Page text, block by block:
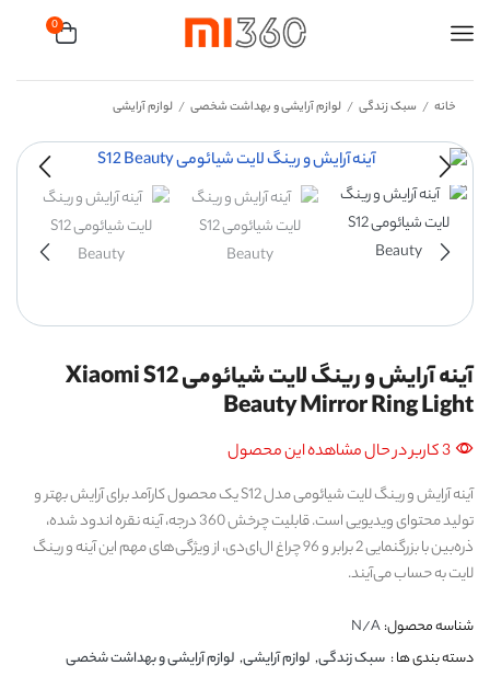
0
خانه / سبک زندگی / لوازم آرایشی و بهداشت شخصی / لوازم آرایشی
آینه آرایش و رینگ لایت شیائومی Xiaomi S12
Beauty Mirror Ring Light
3 کاربر در حال مشاهده این محصول
آینه آرایش و رینگ لایت شیائومی مدل S12 یک محصول کارآمد برای آرایش بهتر و
تولید محتوای ویدیویی است. قابلیت چرخش 360 درجه، آینه نقره اندود شده،
ذره‌بین با بزرگنمایی 2 برابر و 96 چراغ ال‌ای‌دی، از ویژگی‌های مهم این آینه و رینگ
لایت به حساب می‌آیند.
شناسه محصول:N/A
دسته بندی ها : سبک زندگی, لوازم آرایشی, لوازم آرایشی و بهداشت شخصی